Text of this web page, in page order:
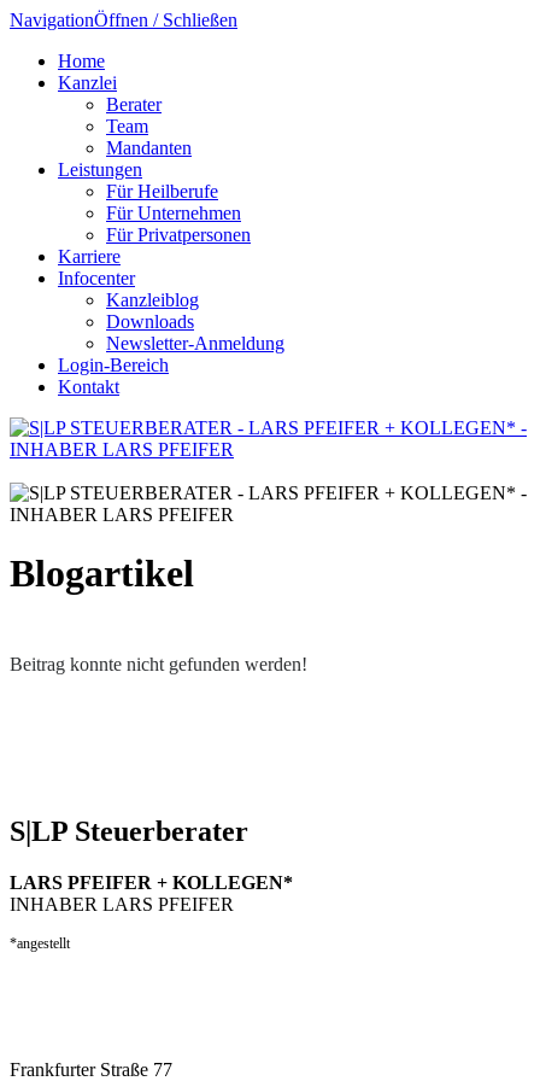
NavigationÖffnen / Schließen
Home
Kanzlei
Berater
Team
Mandanten
Leistungen
Für Heilberufe
Für Unternehmen
Für Privatpersonen
Karriere
Infocenter
Kanzleiblog
Downloads
Newsletter-Anmeldung
Login-Bereich
Kontakt
Blogartikel
Beitrag konnte nicht gefunden werden!
S|LP Steuerberater
LARS PFEIFER + KOLLEGEN*
INHABER LARS PFEIFER
*angestellt
Frankfurter Straße 77